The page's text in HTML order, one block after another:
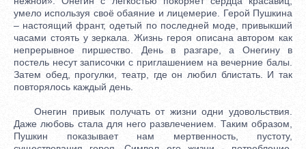
умело используя своё обаяние и лицемерие. Герой Пушкина
– настоящий франт, одетый по последней моде, привыкший
часами стоять у зеркала. Жизнь героя описана автором как
непрерывное пиршество. День в разгаре, а Онегину в
постель несут записочки с приглашением на вечерние балы.
Затем обед, прогулки, театр, где он любил блистать. И так
повторялось каждый день.
Онегин привык получать от жизни одни удовольствия.
Даже любовь стала для него развлечением. Таким образом,
Пушкин показывает нам мертвенность, пустоту,